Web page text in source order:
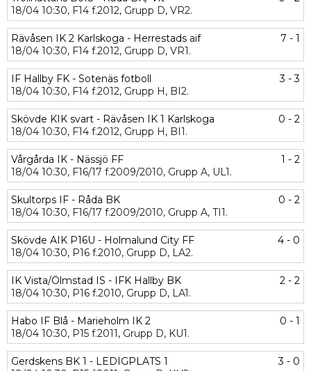
18/04 10:30, F14 f.2012, Grupp D, VR2.
Rävåsen IK 2 Karlskoga - Herrestads aif
7 - 1
18/04 10:30, F14 f.2012, Grupp D, VR1.
IF Hallby FK - Sotenäs fotboll
3 - 3
18/04 10:30, F14 f.2012, Grupp H, BI2.
Skövde KIK svart - Rävåsen IK 1 Karlskoga
0 - 2
18/04 10:30, F14 f.2012, Grupp H, BI1.
Vårgårda IK - Nässjö FF
1 - 2
18/04 10:30, F16/17 f.2009/2010, Grupp A, UL1.
Skultorps IF - Råda BK
0 - 2
18/04 10:30, F16/17 f.2009/2010, Grupp A, TI1.
Skövde AIK P16U - Holmalund City FF
4 - 0
18/04 10:30, P16 f.2010, Grupp D, LA2.
IK Vista/Ölmstad IS - IFK Hallby BK
2 - 2
18/04 10:30, P16 f.2010, Grupp D, LA1.
Habo IF Blå - Marieholm IK 2
0 - 1
18/04 10:30, P15 f.2011, Grupp D, KU1.
Gerdskens BK 1 - LEDIGPLATS 1
3 - 0